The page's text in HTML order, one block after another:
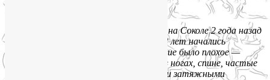
«Мне 50 лет, пришла на занятия йогой на Соколе 2 года назад
по совету хорошей приятельницы. В 48 лет начались
проблемы со здоровьем, общее состояние было плохое —
сонливость, усталость, апатия, боли в ногах, спине, частые
простудные заболевания, которые были затяжными